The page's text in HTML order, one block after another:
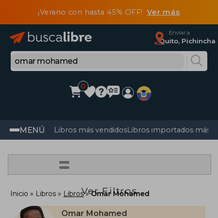
¡Verano con hasta 45% OFF! Ver más
Enviar a
Quito, Pichincha
0
MENÚ Libros más vendidosLibros importados más
=
Ver Filtros
Inicio Libros Libros Omar Mohamed
Omar Mohamed